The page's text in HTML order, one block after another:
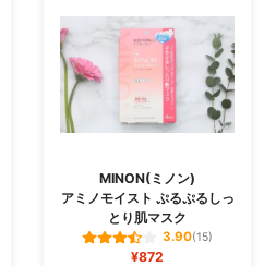
MINON(ミノン)
アミノモイスト ぷるぷるしっ
とり肌マスク
3.90(15)
¥872